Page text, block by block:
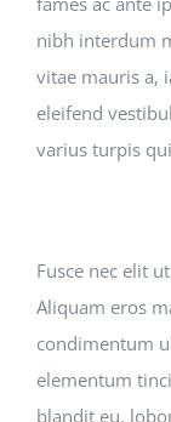
nibh interdum
vitae mauris a,
eleifend
varius turpis
Fusce nec elit
Aliquam eros
condimentum
elementum
blandit eu,